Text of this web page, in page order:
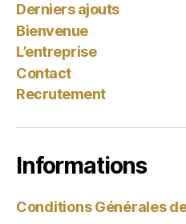
Derniers ajouts
Bienvenue
L’entreprise
Contact
Recrutement
Informations
Conditions Générales